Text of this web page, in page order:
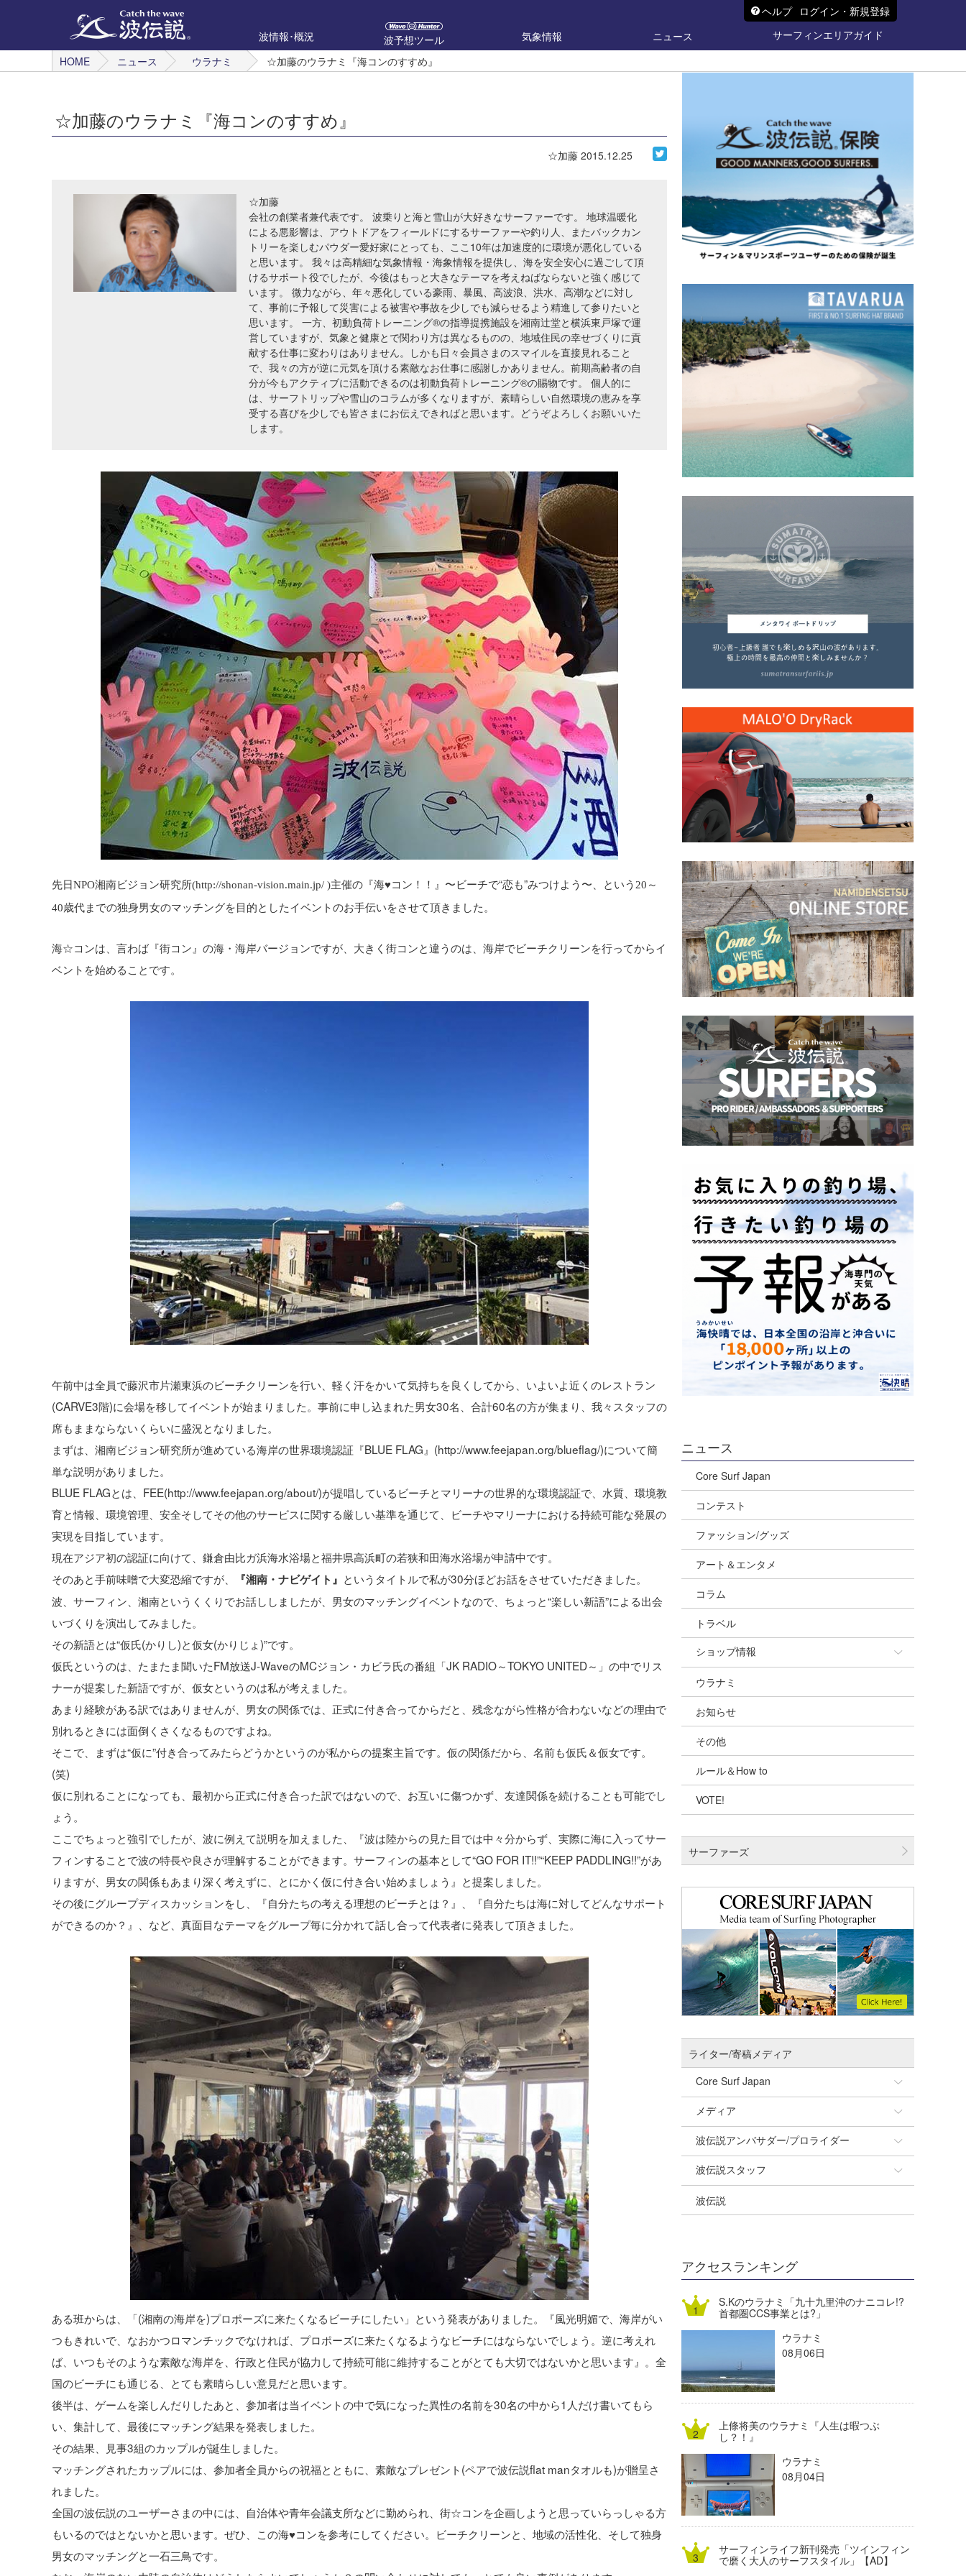
ヘルプ ログイン・新規登録
波情報･概況
波予想ツール 気象情報 ニュース
サーフィンエリアガイド
HOME
ニュース ウラナミ ☆加藤のウラナミ『海コンのすすめ』
☆加藤のウラナミ『海コンのすすめ』
☆加藤 2015.12.25
☆加藤
会社の創業者兼代表です。 波乗りと海と雪山が大好きなサーファーです。 地球温暖化
による悪影響は、アウトドアをフィールドにするサーファーや釣り人、またバックカン
トリーを楽しむパウダー愛好家にとっても、ここ10年は加速度的に環境が悪化している
と思います。 我々は高精細な気象情報・海象情報を提供し、海を安全安心に過ごして頂
けるサポート役でしたが、今後はもっと大きなテーマを考えねばならないと強く感じて
います。 微力ながら、年々悪化している豪雨、暴風、高波浪、洪水、高潮などに対し
て、事前に予報して災害による被害や事故を少しでも減らせるよう精進して参りたいと
思います。 一方、初動負荷トレーニング®の指導提携施設を湘南辻堂と横浜東戸塚で運
営していますが、気象と健康とで関わり方は異なるものの、地域住民の幸せづくりに貢
献する仕事に変わりはありません。しかも日々会員さまのスマイルを直接見れること
で、我々の方が逆に元気を頂ける素敵なお仕事に感謝しかありません。前期高齢者の自
分が今もアクティブに活動できるのは初動負荷トレーニング®の賜物です。 個人的に
は、サーフトリップや雪山のコラムが多くなりますが、素晴らしい自然環境の恵みを享
受する喜びを少しでも皆さまにお伝えできればと思います。どうぞよろしくお願いいた
します。
先日NPO湘南ビジョン研究所(http://shonan-vision.main.jp/ )主催の 『海♥コン！！』〜ビーチで“恋も”みつけよう〜 、という 20 ～
40歳代までの独身男女のマッチングを目的としたイベントのお手伝いをさせて頂きました。
海☆コンは、言わば『街コン』の海・海岸バージョンですが、大きく街コンと違うのは、海岸でビーチクリーンを行ってからイ
ベントを始めることです。
午前中は全員で藤沢市片瀬東浜のビーチクリーンを行い、軽く汗をかいて気持ちを良くしてから、いよいよ近くのレストラン
(CARVE3階)に会場を移してイベントが始まりました。事前に申し込まれた男女30名、合計60名の方が集まり、我々スタッフの
席もままならないくらいに盛況となりました。
まずは、湘南ビジョン研究所が進めている海岸の世界環境認証『BLUE FLAG』(http://www.feejapan.org/blueflag/)について簡
単な説明がありました。
BLUE FLAGとは、FEE(http://www.feejapan.org/about/)が提唱しているビーチとマリーナの世界的な環境認証で、水質、環境教
育と情報、環境管理、安全そしてその他のサービスに関する厳しい基準を通じて、ビーチやマリーナにおける持続可能な発展の
実現を目指しています。
現在アジア初の認証に向けて、鎌倉由比ガ浜海水浴場と福井県高浜町の若狭和田海水浴場が申請中です。
そのあと手前味噌で大変恐縮ですが、
『湘南・ナビゲイト』 というタイトルで私が30分ほどお話をさせていただきました。
波、サーフィン、湘南というくくりでお話ししましたが、男女のマッチングイベントなので、ちょっと“楽しい新語”による出会
いづくりを演出してみました。
その新語とは“仮氏(かりし)と仮女(かりじょ)”です。
仮氏というのは、たまたま聞いたFM放送J-WaveのMCジョン・カビラ氏の番組「JK RADIO～TOKYO UNITED～」の中でリス
ナーが提案した新語ですが、仮女というのは私が考えました。
あまり経験がある訳ではありませんが、男女の関係では、正式に付き合ってからだと、残念ながら性格が合わないなどの理由で
別れるときには面倒くさくなるものですよね。
そこで、まずは“仮に”付き合ってみたらどうかというのが私からの提案主旨です。仮の関係だから、名前も仮氏＆仮女です。
(笑)
仮に別れることになっても、最初から正式に付き合った訳ではないので、お互いに傷つかず、友達関係を続けることも可能でし
ょう。
ここでちょっと強引でしたが、波に例えて説明を加えました、『波は陸からの見た目では中々分からず、実際に海に入ってサー
フィンすることで波の特長や良さが理解することができます。サーフィンの基本として“GO FOR IT!!”“KEEP PADDLING!!”があ
りますが、男女の関係もあまり深く考えずに、とにかく仮に付き合い始めましょう』と提案しました。
その後にグループディスカッションをし、『自分たちの考える理想のビーチとは？』、『自分たちは海に対してどんなサポート
ができるのか？』、など、真面目なテーマをグループ毎に分かれて話し合って代表者に発表して頂きました。
ある班からは、「(湘南の海岸を)プロポーズに来たくなるビーチにしたい」という発表がありました。『風光明媚で、海岸がい
つもきれいで、なおかつロマンチックでなければ、プロポーズに来たくなるようなビーチにはならないでしょう。逆に考えれ
ば、いつもそのような素敵な海岸を、行政と住民が協力して持続可能に維持することがとても大切ではないかと思います』。全
国のビーチにも通じる、とても素晴らしい意見だと思います。
後半は、ゲームを楽しんだりしたあと、参加者は当イベントの中で気になった異性の名前を30名の中から1人だけ書いてもら
い、集計して、最後にマッチング結果を発表しました。
その結果、見事3組のカップルが誕生しました。
マッチングされたカップルには、参加者全員からの祝福とともに、素敵なプレゼント(ペアで波伝説flat manタオルも)が贈呈さ
れました。
全国の波伝説のユーザーさまの中には、自治体や青年会議支所などに勤められ、街☆コンを企画しようと思っていらっしゃる方
もいるのではとないかと思います。ぜひ、この海♥コンを参考にしてください。ビーチクリーンと、地域の活性化、そして独身
男女のマッチングと一石三鳥です。
ニュース
Core Surf Japan
コンテスト
ファッション/グッズ
アート＆エンタメ
コラム
トラベル
ショップ情報
ショップ情報
湘南
千葉北
伊豆
千葉南
四国
沖縄
ウラナミ
お知らせ
その他
ルール＆How to
VOTE!
サーファーズ
ライター/寄稿メディア
Core Surf Japan
Naoya Kimoto
mitsuteru Kamio
Yasunari Inoue
Yoshiyuki Obata
DELTA FORCE SURF
熊谷素子
メディア
SURFMEDIA
Colors MAGAZINE
WAVAL
波伝説アンバサダー/プロライダー
福島寿実子
中浦“JET”章
進士剛光
植村未来
大野”MAR”修聖
喜納海人
波伝説スタッフ
☆加藤
Aichan
ECE
H
KID
KOBU
KY
MIN
mitz
OYZ
波伝説
アクセスランキング
S.Kのウラナミ「九十九里沖のナニコレ!?
首都圏CCS事業とは?」
ウラナミ
08月06日
上條将美のウラナミ『人生は暇つぶ
し？！』
ウラナミ
08月04日
サーフィンライフ新刊発売「ツインフィン
で磨く大人のサーフスタイル」【AD】